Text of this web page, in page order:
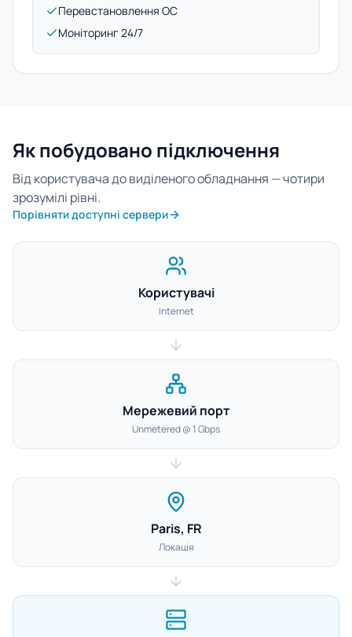
Перевстановлення ОС
Моніторинг 24/7
Як побудовано підключення
Від користувача до виділеного обладнання — чотири
зрозумілі рівні.
Порівняти доступні сервери
Користувачі
Internet
Мережевий порт
Unmetered @ 1 Gbps
Paris, FR
Локація